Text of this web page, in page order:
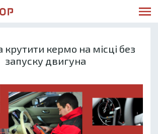
кермо на місці без
запуску двигуна